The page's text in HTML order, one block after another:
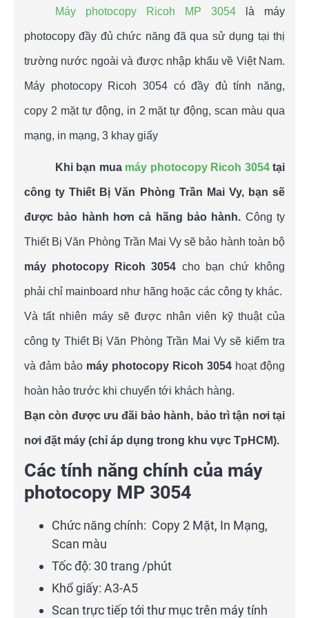
Máy photocopy Ricoh MP 3054 là máy
photocopy đầy đủ chức năng đã qua sử dụng tại thị
trường nước ngoài và được nhập khẩu về Việt Nam.
Máy photocopy Ricoh 3054 có đầy đủ tính năng,
copy 2 mặt tự động, in 2 mặt tự động, scan màu qua
mạng, in mạng, 3 khay giấy
Khi bạn mua máy photocopy Ricoh 3054tại
công ty Thiết Bị Văn Phòng Trần Mai Vy, bạn sẽ
được bảo hành hơn cả hãng bảo hành. Công ty
Thiết Bị Văn Phòng Trần Mai Vy sẽ bảo hành toàn bộ
máy photocopy Ricoh 3054 cho bạn chứ không
phải chỉ mainboard như hãng hoặc các công ty khác.
Và tất nhiên máy sẽ được nhân viên kỹ thuật của
công ty Thiết Bị Văn Phòng Trần Mai Vy sẽ kiểm tra
và đảm bảo máy photocopy Ricoh 3054 hoạt động
hoàn hảo trước khi chuyển tới khách hàng.
Bạn còn được ưu đãi bảo hành, bảo trì tận nơi tại
nơi đặt máy (chỉ áp dụng trong khu vực TpHCM).
Các tính năng chính của máy
photocopy MP 3054
Chức năng chính: Copy 2 Mặt, In Mạng,
Scan màu
Tốc độ: 30 trang /phút
Khổ giấy: A3-A5
Scan trực tiếp tới thư mục trên máy tính